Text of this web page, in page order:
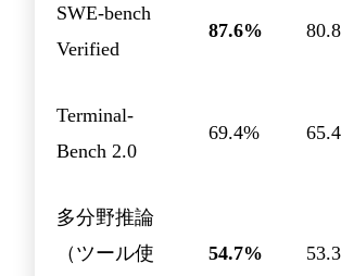
SWE-bench
Verified
87.6%
Terminal-
Bench 2.0
69.4%
多分野推論
（ツール使
54.7%